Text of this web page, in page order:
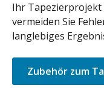
Ihr Tapezierprojekt
vermeiden Sie
langlebiges
Zubehör zum